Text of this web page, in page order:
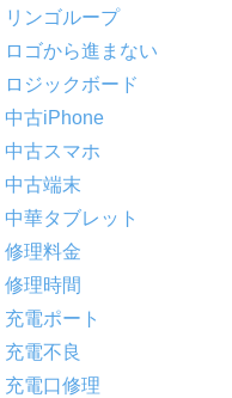
リンゴループ
ロゴから進まない
ロジックボード
中古iPhone
中古スマホ
中古端末
中華タブレット
修理料金
修理時間
充電ポート
充電不良
充電口修理